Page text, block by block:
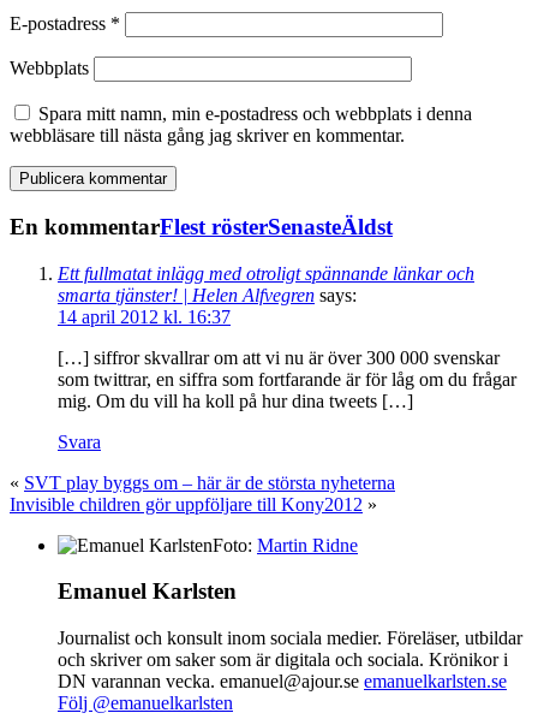
E-postadress *
Webbplats
Spara mitt namn, min e-postadress och webbplats i denna
webbläsare till nästa gång jag skriver en kommentar.
En kommentarFlest rösterSenasteÄldst
Ett fullmatat inlägg med otroligt spännande länkar och
smarta tjänster! | Helen Alfvegren says:
14 april 2012 kl. 16:37
[…] siffror skvallrar om att vi nu är över 300 000 svenskar
som twittrar, en siffra som fortfarande är för låg om du frågar
mig. Om du vill ha koll på hur dina tweets […]
Svara
« SVT play byggs om – här är de största nyheterna
Invisible children gör uppföljare till Kony2012 »
Foto: Martin Ridne
Emanuel Karlsten
Journalist och konsult inom sociala medier. Föreläser, utbildar
och skriver om saker som är digitala och sociala. Krönikor i
DN varannan vecka. emanuel@ajour.se emanuelkarlsten.se
Följ @emanuelkarlsten